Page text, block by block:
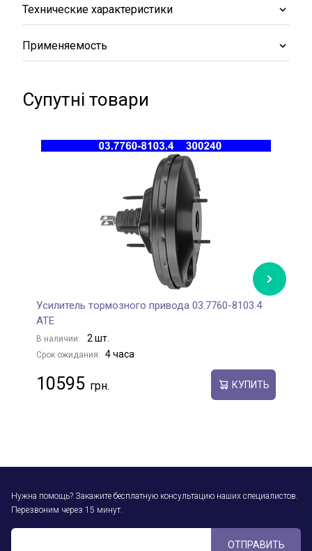
Технические характеристики
Применяемость
Супутні товари
Усилитель тормозного привода 03.7760-8103.4
ATE
В наличии: 2 шт.
Срок ожидания: 4 часа
10595 КУПИТЬ
Нужна помощь? Закажите бесплатную консультацию наших специалистов.
Перезвоним через 15 минут.
ОТПРАВИТЬ